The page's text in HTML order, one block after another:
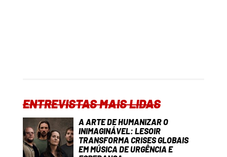
ENTREVISTAS MAIS LIDAS
A ARTE DE HUMANIZAR O
INIMAGINÁVEL: LESOIR
TRANSFORMA CRISES GLOBAIS
EM MÚSICA DE URGÊNCIA E